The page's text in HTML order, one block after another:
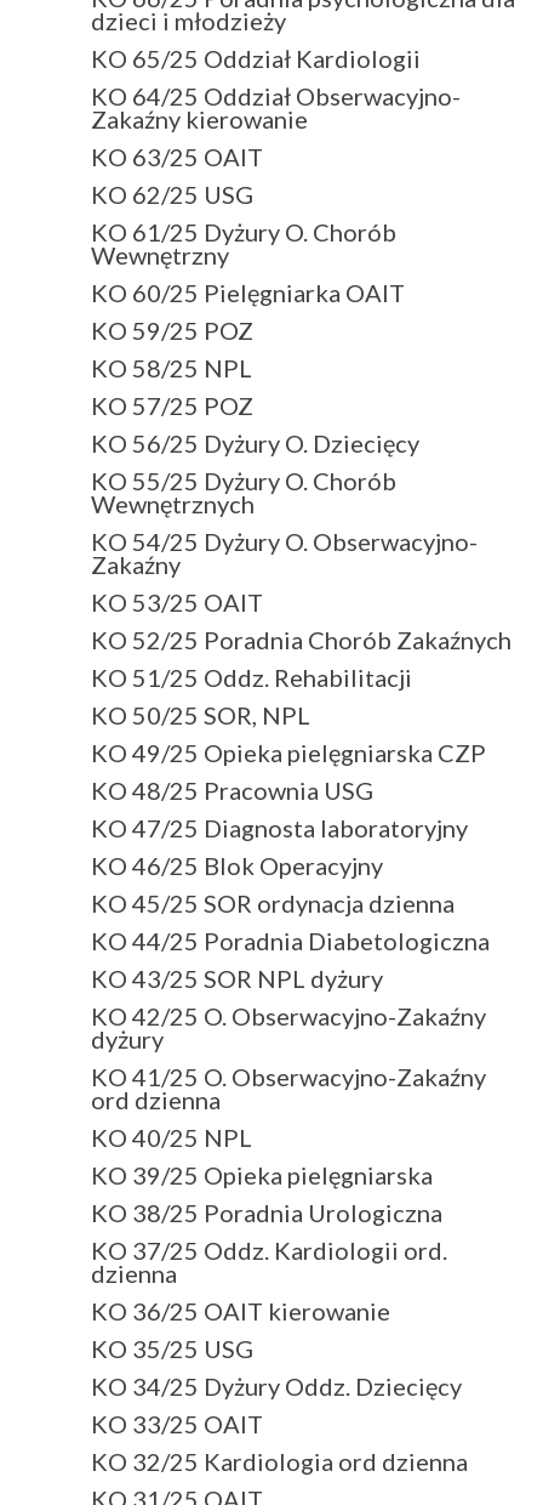
dzieci i młodzieży
KO 65/25 Oddział Kardiologii
KO 64/25 Oddział Obserwacyjno-
Zakaźny kierowanie
KO 63/25 OAIT
KO 62/25 USG
KO 61/25 Dyżury O. Chorób
Wewnętrzny
KO 60/25 Pielęgniarka OAIT
KO 59/25 POZ
KO 58/25 NPL
KO 57/25 POZ
KO 56/25 Dyżury O. Dziecięcy
KO 55/25 Dyżury O. Chorób
Wewnętrznych
KO 54/25 Dyżury O. Obserwacyjno-
Zakaźny
KO 53/25 OAIT
KO 52/25 Poradnia Chorób Zakaźnych
KO 51/25 Oddz. Rehabilitacji
KO 50/25 SOR, NPL
KO 49/25 Opieka pielęgniarska CZP
KO 48/25 Pracownia USG
KO 47/25 Diagnosta laboratoryjny
KO 46/25 Blok Operacyjny
KO 45/25 SOR ordynacja dzienna
KO 44/25 Poradnia Diabetologiczna
KO 43/25 SOR NPL dyżury
KO 42/25 O. Obserwacyjno-Zakaźny
dyżury
KO 41/25 O. Obserwacyjno-Zakaźny
ord dzienna
KO 40/25 NPL
KO 39/25 Opieka pielęgniarska
KO 38/25 Poradnia Urologiczna
KO 37/25 Oddz. Kardiologii ord.
dzienna
KO 36/25 OAIT kierowanie
KO 35/25 USG
KO 34/25 Dyżury Oddz. Dziecięcy
KO 33/25 OAIT
KO 32/25 Kardiologia ord dzienna
KO 31/25 OAIT